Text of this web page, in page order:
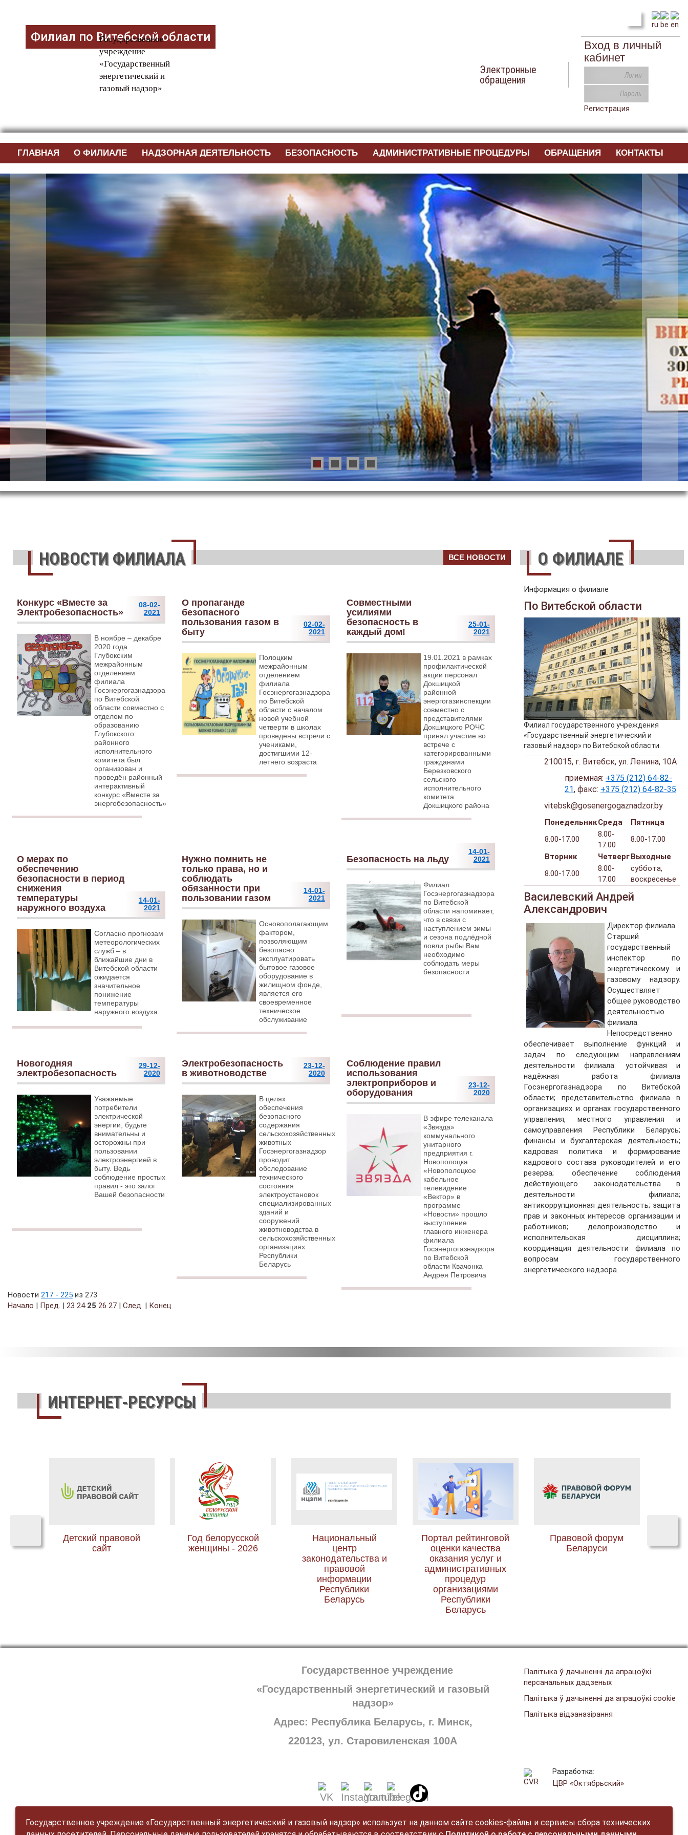
Государственное
учреждение
«Государственный
энергетический и
газовый надзор»
Филиал по Витебской области
Электронные
обращения
Вход в личный
кабинет
Регистрация
ГЛАВНАЯ О ФИЛИАЛЕ НАДЗОРНАЯ ДЕЯТЕЛЬНОСТЬ БЕЗОПАСНОСТЬ АДМИНИСТРАТИВНЫЕ ПРОЦЕДУРЫ ОБРАЩЕНИЯ КОНТАКТЫ
НОВОСТИ ФИЛИАЛА ВСЕ НОВОСТИ
Конкурс «Вместе за
Электробезопасность»
08-02-
2021
В ноябре – декабре
2020 года
Глубокским
межрайонным
отделением
филиала
Госэнергогазнадзора
по Витебской
области совместно с
отделом по
образованию
Глубокского
районного
исполнительного
комитета был
организован и
проведён районный
интерактивный
конкурс «Вместе за
энергобезопасность»
О пропаганде
безопасного
пользования газом в
быту
02-02-
2021
Полоцким
межрайонным
отделением
филиала
Госэнергогазнадзора
по Витебской
области с началом
новой учебной
четверти в школах
проведены встречи с
учениками,
достигшими 12-
летнего возраста
Совместными
усилиями
безопасность в
каждый дом!
25-01-
2021
19.01.2021 в рамках
профилактической
акции персонал
Докшицкой
районной
энергогазинспекции
совместно с
представителями
Докшицкого РОЧС
принял участие во
встрече с
категорированными
гражданами
Березковского
сельского
исполнительного
комитета
Докшицкого района
О мерах по
обеспечению
безопасности в период
снижения
температуры
наружного воздуха
14-01-
2021
Согласно прогнозам
метеорологических
служб – в
ближайшие дни в
Витебской области
ожидается
значительное
понижение
температуры
наружного воздуха
Нужно помнить не
только права, но и
соблюдать
обязанности при
пользовании газом
14-01-
2021
Основополагающим
фактором,
позволяющим
безопасно
эксплуатировать
бытовое газовое
оборудование в
жилищном фонде,
является его
своевременное
техническое
обслуживание
Безопасность на льду
14-01-
2021
Филиал
Госэнергогазнадзора
по Витебской
области напоминает,
что в связи с
наступлением зимы
и сезона подлёдной
ловли рыбы Вам
необходимо
соблюдать меры
безопасности
Новогодняя
электробезопасность
29-12-
2020
Уважаемые
потребители
электрической
энергии, будьте
внимательны и
осторожны при
пользовании
электроэнергией в
быту. Ведь
соблюдение простых
правил - это залог
Вашей безопасности
Электробезопасность
в животноводстве
23-12-
2020
В целях
обеспечения
безопасного
содержания
сельскохозяйственных
животных
Госэнергогазнадзор
проводит
обследование
технического
состояния
электроустановок
специализированных
зданий и
сооружений
животноводства в
сельскохозяйственных
организациях
Республики
Беларусь
Соблюдение правил
использования
электроприборов и
оборудования
23-12-
2020
В эфире телеканала
«Звязда»
коммунального
унитарного
предприятия г.
Новополоцка
«Новополоцкое
кабельное
телевидение
«Вектор» в
программе
«Новости» прошло
выступление
главного инженера
филиала
Госэнергогазнадзора
по Витебской
области Квачонка
Андрея Петровича
Новости 217 - 225 из 273
Начало | Пред. | 23 24 25 26 27 | След. | Конец
О ФИЛИАЛЕ
Информация о филиале
По Витебской области
Филиал государственного учреждения
«Государственный энергетический и
газовый надзор» по Витебской области.
210015, г. Витебск, ул. Ленина, 10А
приемная: +375 (212) 64-82-
21, факс: +375 (212) 64-82-35
vitebsk@gosenergogaznadzor.by
ПонедельникСреда
Пятница
8.00-17.00
8.00-
17.00
8.00-17.00
Вторник
ЧетвергВыходные
8.00-17.00
8.00-
17.00
суббота,
воскресенье
Василевский Андрей
Александрович
Директор филиала
Старший
государственный
инспектор по
энергетическому и
газовому надзору.
Осуществляет
общее руководство
деятельностью
филиала.
Непосредственно
обеспечивает выполнение функций и
задач по следующим направлениям
деятельности филиала: устойчивая и
надёжная работа филиала
Госэнергогазнадзора по Витебской
области; представительство филиала в
организациях и органах государственного
управления, местного управления и
самоуправления Республики Беларусь;
финансы и бухгалтерская деятельность;
кадровая политика и формирование
кадрового состава руководителей и его
резерва; обеспечение соблюдения
действующего законодательства в
деятельности филиала;
антикоррупционная деятельность; защита
прав и законных интересов организации и
работников; делопроизводство и
исполнительская дисциплина;
координация деятельности филиала по
вопросам государственного
энергетического надзора.
ИНТЕРНЕТ-РЕСУРСЫ
Детский правовой
сайт
Год белорусской
женщины - 2026
Национальный
центр
законодательства и
правовой
информации
Республики
Беларусь
Портал рейтинговой
оценки качества
оказания услуг и
административных
процедур
организациями
Республики
Беларусь
Правовой форум
Беларуси
‹
Государственное учреждение
«Государственный энергетический и газовый
надзор»
Адрес: Республика Беларусь, г. Минск,
220123, ул. Старовиленская 100А
Палітыка ў дачыненні да апрацоўкі
персанальных дадзеных
Палітыка ў дачыненні да апрацоўкі cookie
Палітыка відэаназірання
Разработка:
ЦВР «Октябрьский»
Государственное учреждение «Государственный энергетический и газовый надзор» использует на данном сайте cookies-файлы и сервисы сбора технических